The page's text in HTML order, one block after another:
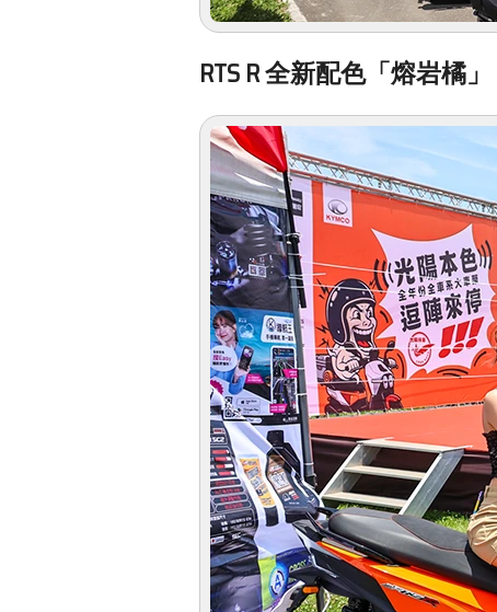
RTS R 全新配色「熔岩橘」